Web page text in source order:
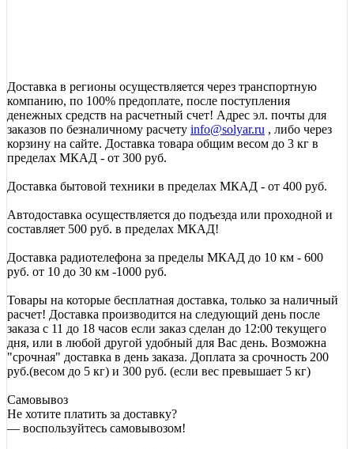
Доставка в регионы осуществляется через транспортную
компанию, по 100% предоплате, после поступления
денежных средств на расчетный счет! Адрес эл. почты для
заказов по безналичному расчету info@solyar.ru , либо через
корзину на сайте. Доставка товара общим весом до 3 кг в
пределах МКАД - от 300 руб.
Доставка бытовой техники в пределах МКАД - от 400 руб.
Автодоставка осуществляется до подъезда или проходной и
составляет 500 руб. в пределах МКАД!
Доставка радиотелефона за пределы МКАД до 10 км - 600
руб. от 10 до 30 км -1000 руб.
Товары на которые бесплатная доставка, только за наличный
расчет! Доставка производится на следующий день после
заказа с 11 до 18 часов если заказ сделан до 12:00 текущего
дня, или в любой другой удобный для Вас день. Возможна
"срочная" доставка в день заказа. Доплата за срочность 200
руб.(весом до 5 кг) и 300 руб. (если вес превышает 5 кг)
Самовывоз
Не хотите платить за доставку?
— воспользуйтесь самовывозом!